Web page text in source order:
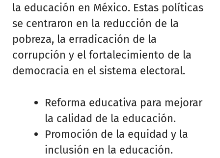
la educación en México. Estas políticas
se centraron en la reducción de la
pobreza, la erradicación de la
corrupción y el fortalecimiento de la
democracia en el sistema electoral.
Reforma educativa para mejorar
la calidad de la educación.
Promoción de la equidad y la
inclusión en la educación.